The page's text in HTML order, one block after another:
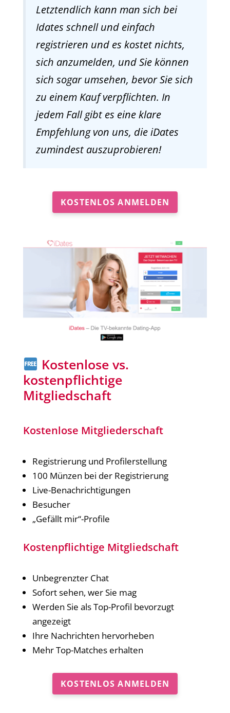
Letztendlich kann man sich bei
Idates schnell und einfach
registrieren und es kostet nichts,
sich anzumelden, und Sie können
sich sogar umsehen, bevor Sie sich
zu einem Kauf verpflichten. In
jedem Fall gibt es eine klare
Empfehlung von uns, die iDates
zumindest auszuprobieren!
KOSTENLOS ANMELDEN
Kostenlose vs.
kostenpflichtige
Mitgliedschaft
Kostenlose Mitgliederschaft
Registrierung und Profilerstellung
100 Münzen bei der Registrierung
Live-Benachrichtigungen
Besucher
„Gefällt mir“-Profile
Kostenpflichtige Mitgliedschaft
Unbegrenzter Chat
Sofort sehen, wer Sie mag
Werden Sie als Top-Profil bevorzugt
angezeigt
Ihre Nachrichten hervorheben
Mehr Top-Matches erhalten
KOSTENLOS ANMELDEN